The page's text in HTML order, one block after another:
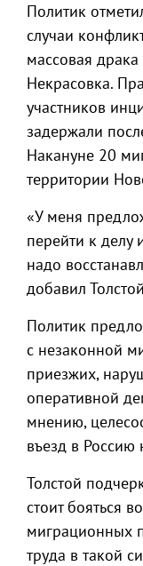
Политик
случаи
массовая
Некрасовка.
участников
задержали
Накануне 20
территории
«У меня
перейти к делу
надо
добавил
Политик
с незаконной
приезжих,
оперативной
мнению,
въезд в Россию
Толстой
стоит бояться
миграционных
труда в такой